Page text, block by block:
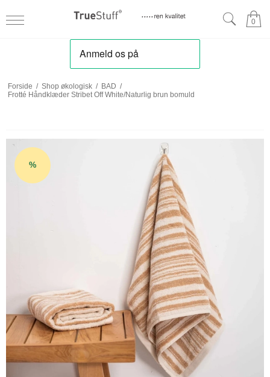
0
Forside / Shop økologisk / BAD /
Frotté Håndklæder Stribet Off White/Naturlig brun bomuld
%